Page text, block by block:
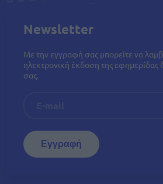
Newsletter
Με την εγγραφή σας μπορείτε να
ηλεκτρονική έκδοση της
σας.